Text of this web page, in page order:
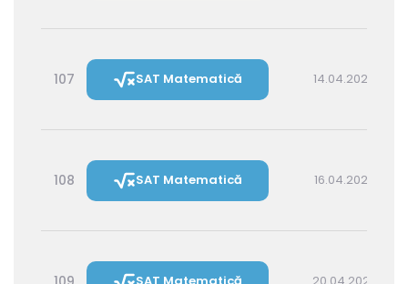
107 SAT Matematică 14.04.2027 14:30
108 SAT Matematică 16.04.2027 16:00